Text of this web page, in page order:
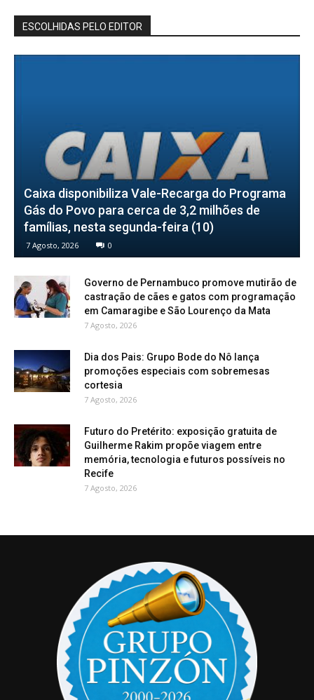
ESCOLHIDAS PELO EDITOR
Caixa disponibiliza Vale-Recarga do Programa
Gás do Povo para cerca de 3,2 milhões de
famílias, nesta segunda-feira (10)
7 Agosto, 2026 0
Governo de Pernambuco promove mutirão de
castração de cães e gatos com programação
em Camaragibe e São Lourenço da Mata
7 Agosto, 2026
Dia dos Pais: Grupo Bode do Nô lança
promoções especiais com sobremesas
cortesia
7 Agosto, 2026
Futuro do Pretérito: exposição gratuita de
Guilherme Rakim propõe viagem entre
memória, tecnologia e futuros possíveis no
Recife
7 Agosto, 2026